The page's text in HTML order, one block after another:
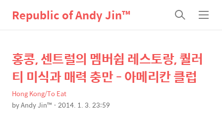
Republic of Andy Jin™
검
색
메
뉴
상
세
텐
본
문
제
목
홍콩, 센트럴의 멤버쉽 레스토랑, 퀄러
티 미식과 매력 충만 - 아메리칸 클럽
Hong Kong/To Eat
byAndy Jin™ 2014. 1. 3. 23:59